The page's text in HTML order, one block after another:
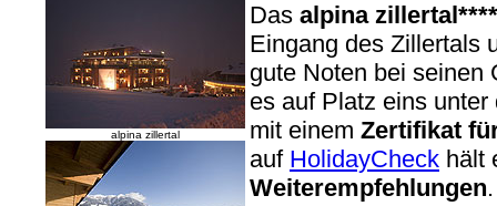
alpina zillertal
Das alpina zillertal****
Eingang des Zillertals
gute Noten bei seinen
es auf Platz eins
mit einem Zertifikat
auf HolidayCheck hält
Weiterempfehlungen.